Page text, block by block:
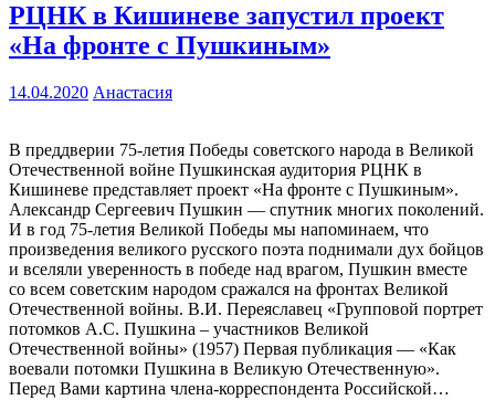
РЦНК в Кишиневе запустил проект
«На фронте с Пушкиным»
14.04.2020 Анастасия
В преддверии 75-летия Победы советского народа в Великой
Отечественной войне Пушкинская аудитория РЦНК в
Кишиневе представляет проект «На фронте с Пушкиным».
Александр Сергеевич Пушкин — спутник многих поколений.
И в год 75-летия Великой Победы мы напоминаем, что
произведения великого русского поэта поднимали дух бойцов
и вселяли уверенность в победе над врагом, Пушкин вместе
со всем советским народом сражался на фронтах Великой
Отечественной войны. В.И. Переяславец «Групповой портрет
потомков А.С. Пушкина – участников Великой
Отечественной войны» (1957) Первая публикация — «Как
воевали потомки Пушкина в Великую Отечественную».
Перед Вами картина члена-корреспондента Российской…